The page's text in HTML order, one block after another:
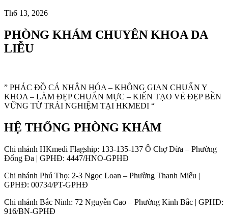
Th6 13, 2026
PHÒNG KHÁM CHUYÊN KHOA DA
LIỄU
” PHÁC ĐỒ CÁ NHÂN HÓA – KHÔNG GIAN CHUẨN Y
KHOA – LÀM ĐẸP CHUẨN MỰC – KIẾN TẠO VẺ ĐẸP BỀN
VỮNG TỪ TRẢI NGHIỆM TẠI HKMEDI “
HỆ THỐNG PHÒNG KHÁM
Chi nhánh HKmedi Flagship: 133-135-137 Ô Chợ Dừa – Phường
Đống Đa | GPHĐ: 4447/HNO-GPHĐ
Chi nhánh Phú Thọ: 2-3 Ngọc Loan – Phường Thanh Miếu |
GPHĐ: 00734/PT-GPHĐ
Chi nhánh Bắc Ninh: 72 Nguyễn Cao – Phường Kinh Bắc | GPHĐ:
916/BN-GPHĐ